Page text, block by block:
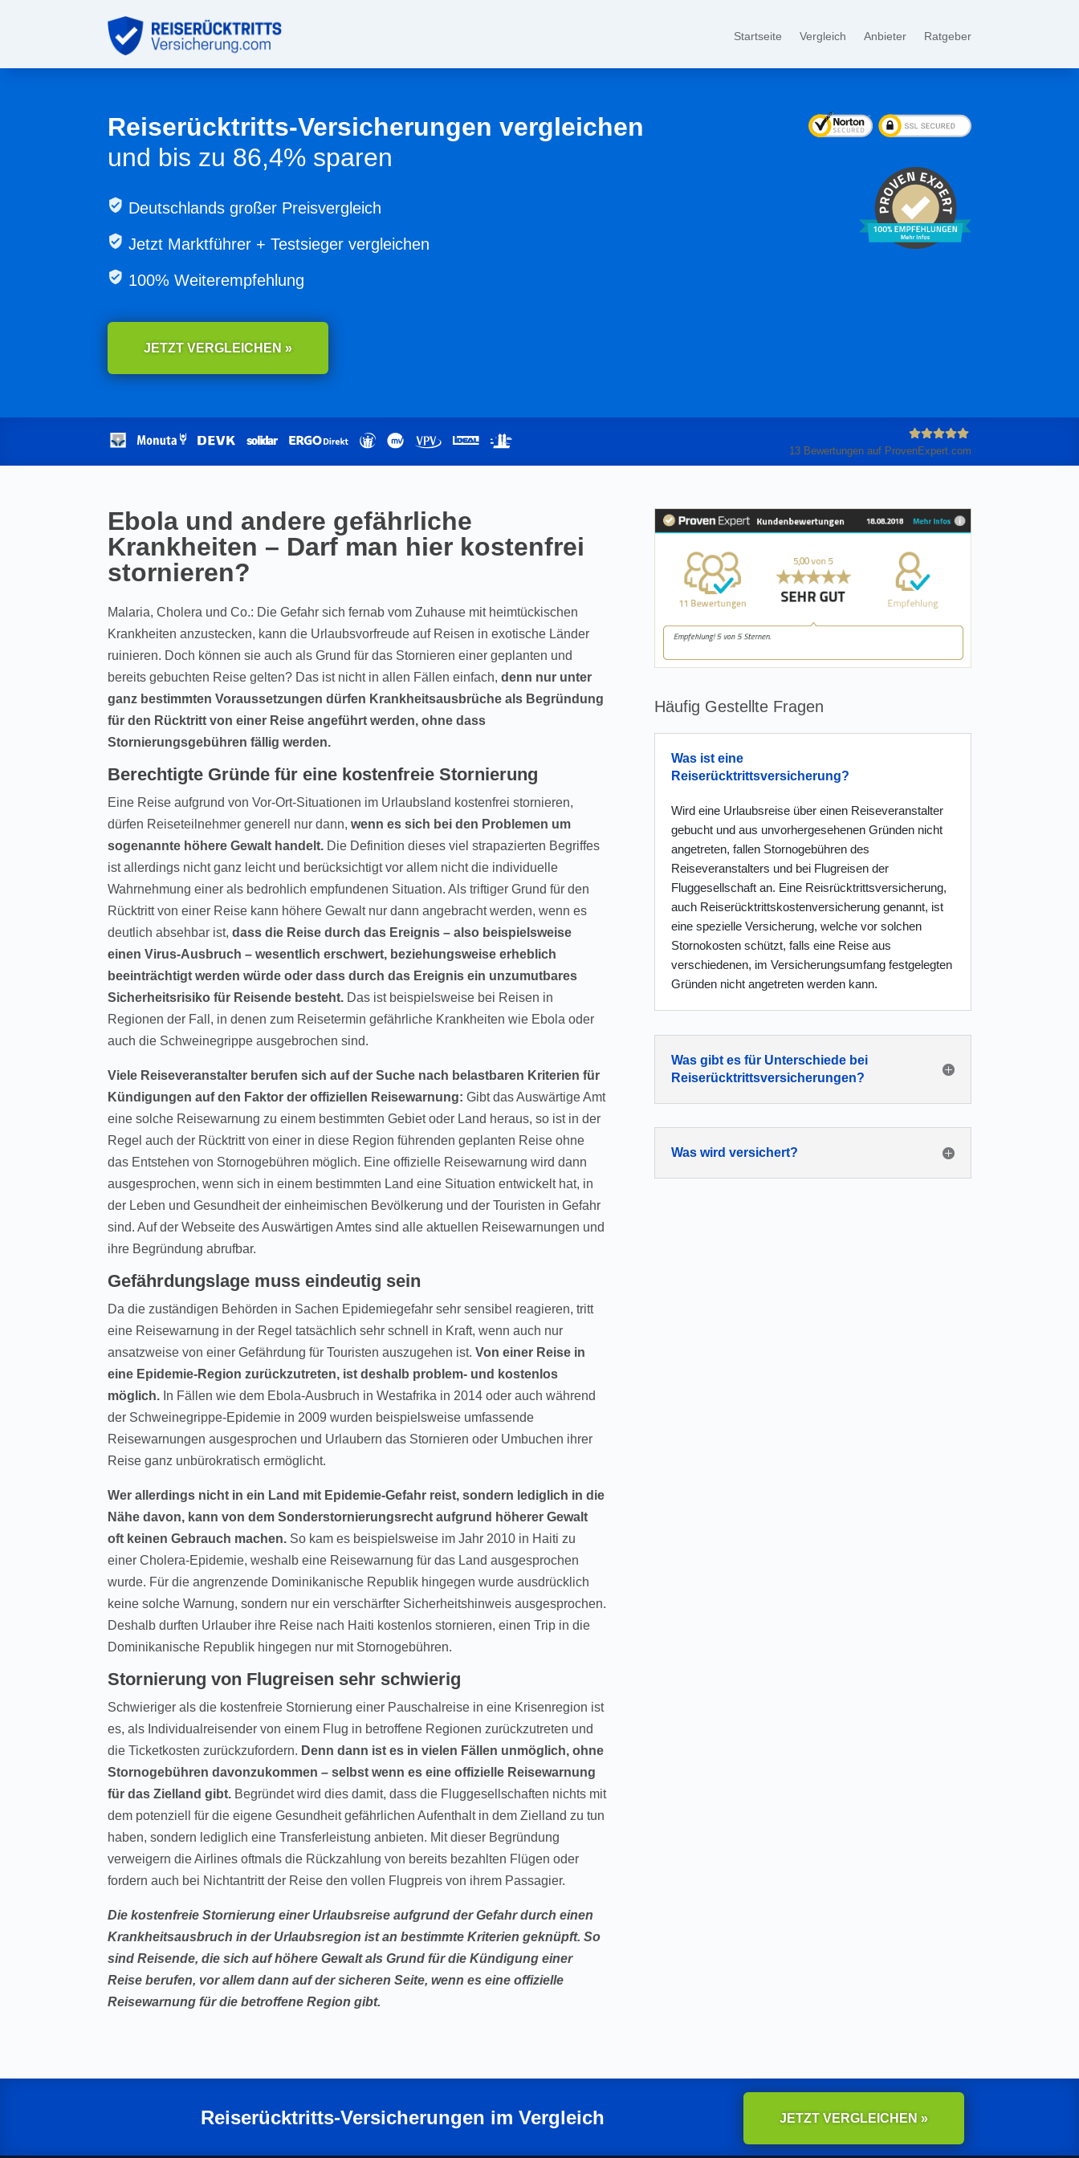
Startseite Vergleich Anbieter Ratgeber
Reiserücktritts-Versicherungen vergleichen
und bis zu 86,4% sparen
Deutschlands großer Preisvergleich
Jetzt Marktführer + Testsieger vergleichen
100% Weiterempfehlung
JETZT VERGLEICHEN »
GmbH
13Bewertungen auf ProvenExpert.com
Ebola und andere gefährliche
Krankheiten – Darf man hier kostenfrei
stornieren?
Malaria, Cholera und Co.: Die Gefahr sich fernab vom Zuhause mit heimtückischen
Krankheiten anzustecken, kann die Urlaubsvorfreude auf Reisen in exotische Länder
ruinieren. Doch können sie auch als Grund für das Stornieren einer geplanten und
bereits gebuchten Reise gelten? Das ist nicht in allen Fällen einfach,denn nur unter
ganz bestimmten Voraussetzungen dürfen Krankheitsausbrüche als Begründung
für den Rücktritt von einer Reise angeführt werden, ohne dass
Stornierungsgebühren fällig werden.
Berechtigte Gründe für eine kostenfreie Stornierung
Eine Reise aufgrund von Vor-Ort-Situationen im Urlaubsland kostenfrei stornieren,
dürfen Reiseteilnehmer generell nur dann,wenn es sich bei den Problemen um
sogenannte höhere Gewalt handelt. Die Definition dieses viel strapazierten Begriffes
ist allerdings nicht ganz leicht und berücksichtigt vor allem nicht die individuelle
Wahrnehmung einer als bedrohlich empfundenen Situation. Als triftiger Grund für den
Rücktritt von einer Reise kann höhere Gewalt nur dann angebracht werden, wenn es
deutlich absehbar ist,dass die Reise durch das Ereignis – also beispielsweise
einen Virus-Ausbruch – wesentlich erschwert, beziehungsweise erheblich
beeinträchtigt werden würde oder dass durch das Ereignis ein unzumutbares
Sicherheitsrisiko für Reisende besteht. Das ist beispielsweise bei Reisen in
Regionen der Fall, in denen zum Reisetermin gefährliche Krankheiten wie Ebola oder
auch die Schweinegrippe ausgebrochen sind.
Viele Reiseveranstalter berufen sich auf der Suche nach belastbaren Kriterien für
Kündigungen auf den Faktor der offiziellen Reisewarnung: Gibt das Auswärtige Amt
eine solche Reisewarnung zu einem bestimmten Gebiet oder Land heraus, so ist in der
Regel auch der Rücktritt von einer in diese Region führenden geplanten Reise ohne
das Entstehen von Stornogebühren möglich. Eine offizielle Reisewarnung wird dann
ausgesprochen, wenn sich in einem bestimmten Land eine Situation entwickelt hat, in
der Leben und Gesundheit der einheimischen Bevölkerung und der Touristen in Gefahr
sind. Auf der Webseite des Auswärtigen Amtes sind alle aktuellen Reisewarnungen und
ihre Begründung abrufbar.
Gefährdungslage muss eindeutig sein
Da die zuständigen Behörden in Sachen Epidemiegefahr sehr sensibel reagieren, tritt
eine Reisewarnung in der Regel tatsächlich sehr schnell in Kraft, wenn auch nur
ansatzweise von einer Gefährdung für Touristen auszugehen ist. Von einer Reise in
eine Epidemie-Region zurückzutreten, ist deshalb problem- und kostenlos
möglich. In Fällen wie dem Ebola-Ausbruch in Westafrika in 2014 oder auch während
der Schweinegrippe-Epidemie in 2009 wurden beispielsweise umfassende
Reisewarnungen ausgesprochen und Urlaubern das Stornieren oder Umbuchen ihrer
Reise ganz unbürokratisch ermöglicht.
Wer allerdings nicht in ein Land mit Epidemie-Gefahr reist, sondern lediglich in die
Nähe davon, kann von dem Sonderstornierungsrecht aufgrund höherer Gewalt
oft keinen Gebrauch machen. So kam es beispielsweise im Jahr 2010 in Haiti zu
einer Cholera-Epidemie, weshalb eine Reisewarnung für das Land ausgesprochen
wurde. Für die angrenzende Dominikanische Republik hingegen wurde ausdrücklich
keine solche Warnung, sondern nur ein verschärfter Sicherheitshinweis ausgesprochen.
Deshalb durften Urlauber ihre Reise nach Haiti kostenlos stornieren, einen Trip in die
Dominikanische Republik hingegen nur mit Stornogebühren.
Stornierung von Flugreisen sehr schwierig
Schwieriger als die kostenfreie Stornierung einer Pauschalreise in eine Krisenregion ist
es, als Individualreisender von einem Flug in betroffene Regionen zurückzutreten und
die Ticketkosten zurückzufordern. Denn dann ist es in vielen Fällen unmöglich, ohne
Stornogebühren davonzukommen – selbst wenn es eine offizielle Reisewarnung
für das Zielland gibt. Begründet wird dies damit, dass die Fluggesellschaften nichts mit
dem potenziell für die eigene Gesundheit gefährlichen Aufenthalt in dem Zielland zu tun
haben, sondern lediglich eine Transferleistung anbieten. Mit dieser Begründung
verweigern die Airlines oftmals die Rückzahlung von bereits bezahlten Flügen oder
fordern auch bei Nichtantritt der Reise den vollen Flugpreis von ihrem Passagier.
Die kostenfreie Stornierung einer Urlaubsreise aufgrund der Gefahr durch einen
Krankheitsausbruch in der Urlaubsregion ist an bestimmte Kriterien geknüpft. So
sind Reisende, die sich auf höhere Gewalt als Grund für die Kündigung einer
Reise berufen, vor allem dann auf der sicheren Seite, wenn es eine offizielle
Reisewarnung für die betroffene Region gibt.
Häufig Gestellte Fragen
Was ist eine
Reiserücktrittsversicherung?
Wird eine Urlaubsreise über einen Reiseveranstalter
gebucht und aus unvorhergesehenen Gründen nicht
angetreten, fallen Stornogebühren des
Reiseveranstalters und bei Flugreisen der
Fluggesellschaft an. Eine Reisrücktrittsversicherung,
auch Reiserücktrittskostenversicherung genannt, ist
eine spezielle Versicherung, welche vor solchen
Stornokosten schützt, falls eine Reise aus
verschiedenen, im Versicherungsumfang festgelegten
Gründen nicht angetreten werden kann.
Was gibt es für Unterschiede bei
Reiserücktrittsversicherungen?
Was wird versichert?
Reiserücktritts-Versicherungen im Vergleich JETZT VERGLEICHEN »